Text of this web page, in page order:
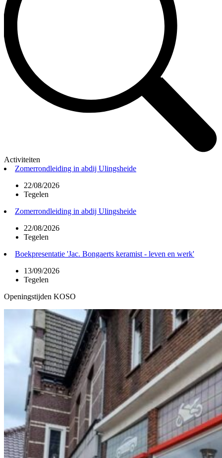
Activiteiten
Zomerrondleiding in abdij Ulingsheide
22/08/2026
Tegelen
Zomerrondleiding in abdij Ulingsheide
22/08/2026
Tegelen
Boekpresentatie 'Jac. Bongaerts keramist - leven en werk'
13/09/2026
Tegelen
Openingstijden KOSO